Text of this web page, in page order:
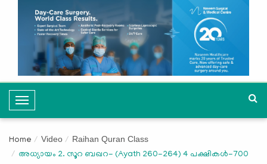
T
o
g
l
Home Video Raihan Quran Class
അധ്യായം 2. സൂറ ബഖറ- (Ayath 260-264) 4 പക്ഷികൾ-700